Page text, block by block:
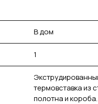
В дом
1
термовставка из
полотна и короба.